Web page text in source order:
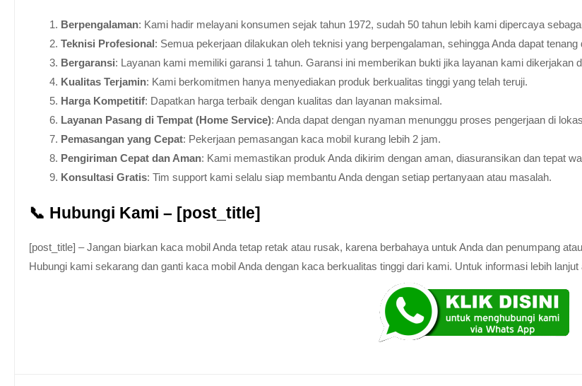
Berpengalaman: Kami hadir melayani konsumen sejak tahun 1972, sudah 50 tahun lebih kami dipercaya
Teknisi Profesional: Semua pekerjaan dilakukan oleh teknisi yang berpengalaman, sehingga Anda dapat
Bergaransi: Layanan kami memiliki garansi 1 tahun. Garansi ini memberikan bukti jika layanan kami dikerjakan
Kualitas Terjamin: Kami berkomitmen hanya menyediakan produk berkualitas tinggi yang telah teruji.
Harga Kompetitif: Dapatkan harga terbaik dengan kualitas dan layanan maksimal.
Layanan Pasang di Tempat (Home Service): Anda dapat dengan nyaman menunggu proses pengerjaan di
Pemasangan yang Cepat: Pekerjaan pemasangan kaca mobil kurang lebih 2 jam.
Pengiriman Cepat dan Aman: Kami memastikan produk Anda dikirim dengan aman, diasuransikan dan tepat
Konsultasi Gratis: Tim support kami selalu siap membantu Anda dengan setiap pertanyaan atau masalah.
📞 Hubungi Kami – [post_title]
[post_title] – Jangan biarkan kaca mobil Anda tetap retak atau rusak, karena berbahaya untuk Anda dan penumpang
Hubungi kami sekarang dan ganti kaca mobil Anda dengan kaca berkualitas tinggi dari kami. Untuk informasi lebih